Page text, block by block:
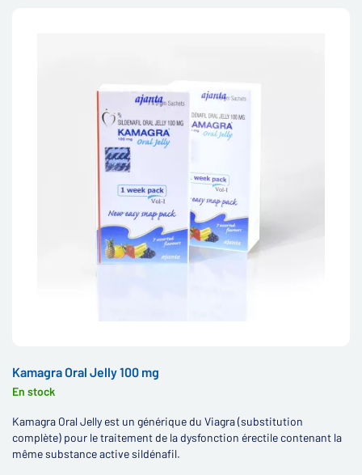
Kamagra Oral Jelly 100 mg
En stock
Kamagra Oral Jelly est un générique du Viagra (substitution
complète) pour le traitement de la dysfonction érectile contenant la
même substance active sildénafil.